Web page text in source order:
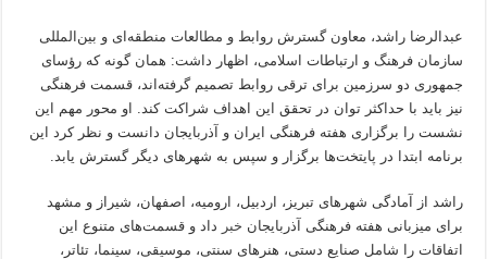
عبدالرضا راشد، معاون گسترش روابط و مطالعات منطقه‌ای و بین‌المللی
سازمان فرهنگ و ارتباطات اسلامی، اظهار داشت: همان گونه که رؤسای
جمهوری دو سرزمین برای ترقی روابط تصمیم گرفته‌اند، قسمت فرهنگی
نیز باید با حداکثر توان در تحقق این اهداف شراکت کند. او محور مهم این
نشست را برگزاری هفته فرهنگی ایران و آذربایجان دانست و نظر کرد این
برنامه ابتدا در پایتخت‌ها برگزار و سپس به شهرهای دیگر گسترش یابد.
راشد از آمادگی شهرهای تبریز، اردبیل، ارومیه، اصفهان، شیراز و مشهد
برای میزبانی هفته فرهنگی آذربایجان خبر داد و قسمت‌های متنوع این
اتفاقات را شامل صنایع دستی، هنرهای سنتی، موسیقی، سینما، تئاتر،